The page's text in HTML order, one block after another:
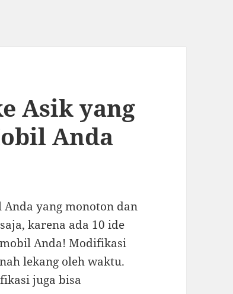
Asik yang
Anda
yang monoton dan
karena ada 10 ide
Anda! Modifikasi
lekang oleh waktu.
juga bisa